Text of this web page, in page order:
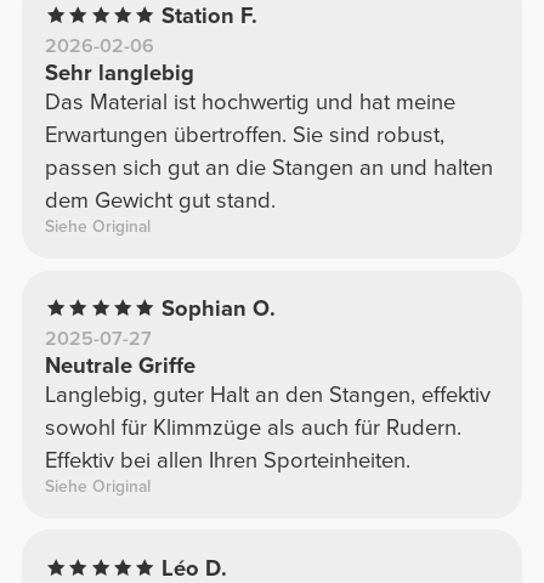
Rotina-Muskeln. Empfehlenswert!
Station F.
2026-02-06
Sehr langlebig
Das Material ist hochwertig und hat meine
Erwartungen übertroffen. Sie sind robust,
passen sich gut an die Stangen an und halten
dem Gewicht gut stand.
Siehe Original
Sophian O.
2025-07-27
Neutrale Griffe
Langlebig, guter Halt an den Stangen, effektiv
sowohl für Klimmzüge als auch für Rudern.
Effektiv bei allen Ihren Sporteinheiten.
Siehe Original
Léo D.